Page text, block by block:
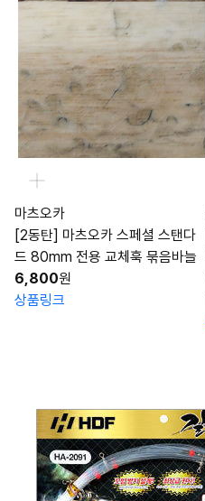
마츠오카
[2동탄] 마츠오카 스페셜 스탠다
드 80mm 전용 교체훅 묶음바늘
6,800원
상품링크